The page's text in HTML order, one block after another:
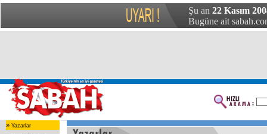
Şu an 22 Kasım
Bugüne ait
» Yazarlar